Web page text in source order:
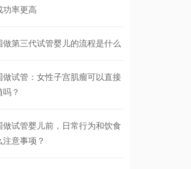
功率更高
做第三代试管婴儿的流程是什么
做试管：女性子宫肌瘤可以直接
吗？
做试管婴儿前，日常行为和饮食
注意事项？